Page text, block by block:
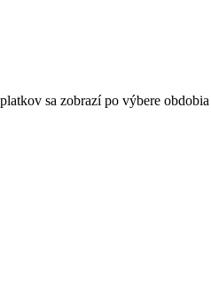
sa zobrazí po výbere obdobia